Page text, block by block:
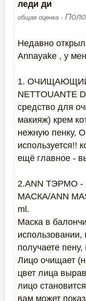
леди ди
общая оценка -
Недавно
Annayake , у
1. ОЧИЩАЮЩИЙ
NETTOUANTE
средство для
макияж) крем
нежную пенку,
используется!!
ещё главное -
2.ANN ТЭРМО
МАСКА/ANN
ml.
Маска в
получаете
Лицо очищает
цвет лица
лицо
вам может